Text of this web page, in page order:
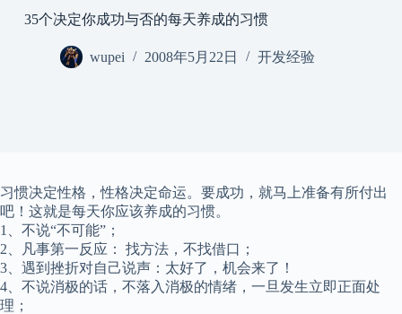
35个决定你成功与否的每天养成的习惯
wupei 2008年5月22日 开发经验
习惯决定性格，性格决定命运。要成功，就马上准备有所付出
吧！这就是每天你应该养成的习惯。
1、不说“不可能”；
2、凡事第一反应： 找方法，不找借口；
3、遇到挫折对自己说声：太好了，机会来了！
4、不说消极的话，不落入消极的情绪，一旦发生立即正面处
理；